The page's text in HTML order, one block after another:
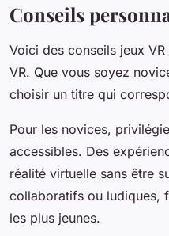
Conseils
Voici des conseils jeux
VR. Que vous soyez
choisir un titre qui
Pour les novices,
accessibles. Des
réalité virtuelle sans être
collaboratifs ou ludiques,
les plus jeunes.